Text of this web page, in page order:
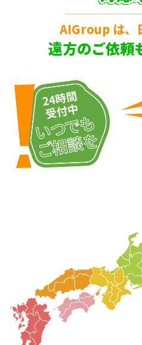
AIGroup は、
遠方のご依頼